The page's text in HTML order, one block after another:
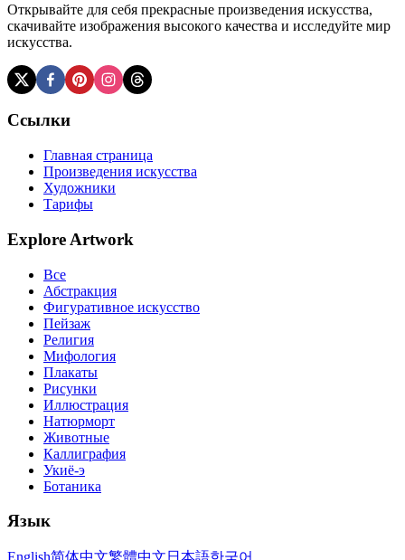
Открывайте для себя прекрасные произведения искусства,
скачивайте изображения высокого качества и исследуйте мир
искусства.
Ссылки
Главная страница
Произведения искусства
Художники
Тарифы
Explore Artwork
Все
Абстракция
Фигуративное искусство
Пейзаж
Религия
Мифология
Плакаты
Рисунки
Иллюстрация
Натюрморт
Животные
Каллиграфия
Укиё-э
Ботаника
Язык
English简体中文繁體中文 日本語한국어